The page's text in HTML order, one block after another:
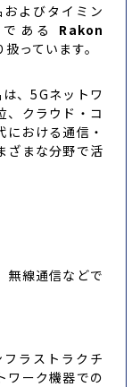
よびタイミン
ある Rakon
っています。
、5Gネットワ
、クラウド・コ
おける通信・
ざまな分野で活
無線通信などで
ラストラクチ
ワーク機器での